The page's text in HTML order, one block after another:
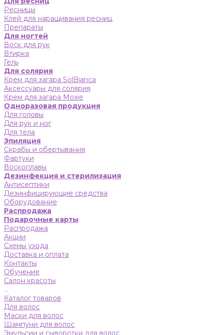
Ресницы
Клей для наращивания ресниц
Препараты
Для ногтей
Воск для рук
Втирка
Гель
Для солярия
Крем для загара SolBianca
Аксессуары для солярия
Крем для загара Moxie
Одноразовая продукция
Для головы
Для рук и ног
Для тела
Эпиляция
Скрабы и обертывания
Фартуки
Воскоплавы
Дезинфекция и стерилизация
Антисептики
Дезинфицирующие средства
Оборудование
Распродажа
Подарочные карты
Распродажа
Акции
Схемы ухода
Доставка и оплата
Контакты
Обучение
Салон красоты
...
Каталог товаров
Для волос
Маски для волос
Шампуни для волос
Эмульсии и сыворотки для волос